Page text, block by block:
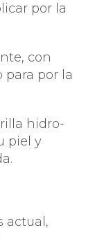
por la
con
para por la
hidro-
piel y
actual,